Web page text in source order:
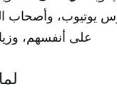
يوتيوب، وأصحاب
على أنفسهم،